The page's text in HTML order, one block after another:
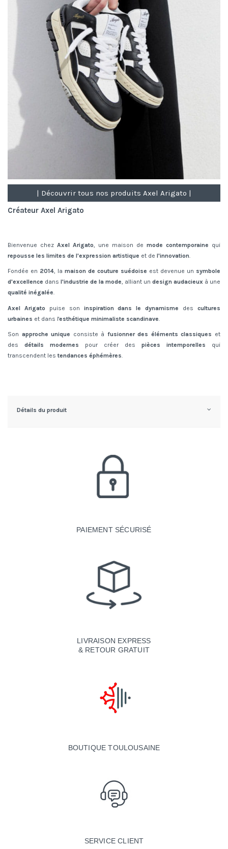
| Découvrir tous nos produits Axel Arigato |
Créateur Axel Arigato
Bienvenue chez Axel Arigato , une maison de mode contemporaine qui
repousse les limites de l'expression artistique et de l'innovation
Fondée en 2014, la maison de couture suédoise est devenue un symbole
d'excellence dans l'industrie de la mode, alliant un design audacieux à une
qualité inégalée.
Axel Arigato puise son inspiration dans le dynamisme descultures
urbaines et dans l'esthétique minimaliste scandinave.
Son approche unique consiste à fusionner des éléments classiques et
des détails modernes pour créer des pièces intemporelles qui
transcendent les tendances éphémères.
Détails du produit
PAIEMENT SÉCURISÉ
LIVRAISON EXPRESS
& RETOUR GRATUIT
BOUTIQUE TOULOUSAINE
SERVICE CLIENT